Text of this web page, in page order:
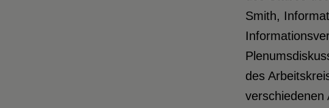
Smith,
des
verschiedenen